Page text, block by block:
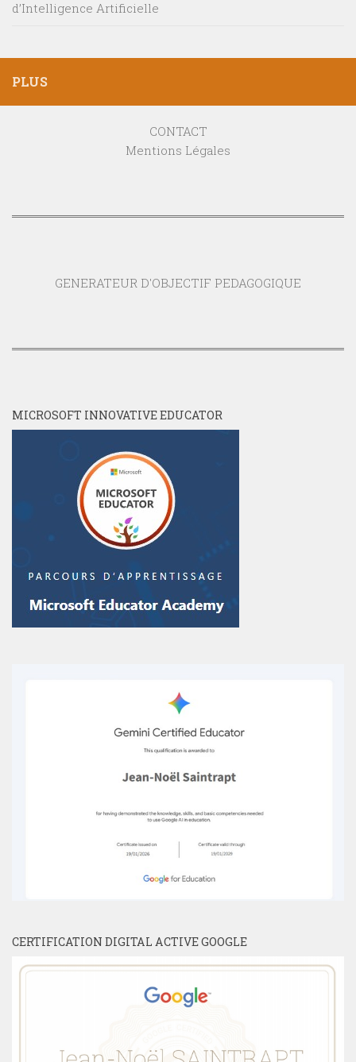
d’Intelligence Artificielle
PLUS
CONTACT
Mentions Légales
GENERATEUR D'OBJECTIF PEDAGOGIQUE
MICROSOFT INNOVATIVE EDUCATOR
CERTIFICATION DIGITAL ACTIVE GOOGLE